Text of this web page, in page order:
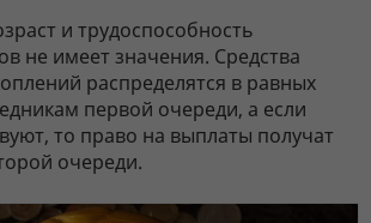
и трудоспособность
не имеет значения. Средства
распределятся в равных
первой очереди, а если
то право на выплаты получат
очереди.